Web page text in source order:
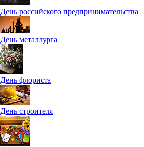
День российского предпринимательства
День металлурга
День флориста
День строителя